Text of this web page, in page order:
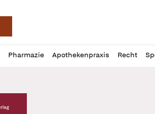
Pharmazie Apothekenpraxis Recht
Verlag Logo